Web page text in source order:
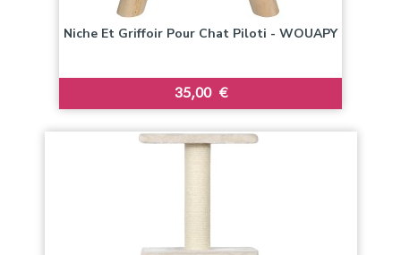
Niche Et Griffoir Pour Chat Piloti - WOUAPY
Prix
35,00 €